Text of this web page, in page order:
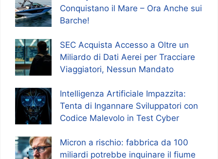
Conquistano il Mare – Ora Anche sui
Barche!
SEC Acquista Accesso a Oltre un
Miliardo di Dati Aerei per Tracciare
Viaggiatori, Nessun Mandato
Intelligenza Artificiale Impazzita:
Tenta di Ingannare Sviluppatori con
Codice Malevolo in Test Cyber
Micron a rischio: fabbrica da 100
miliardi potrebbe inquinare il fiume